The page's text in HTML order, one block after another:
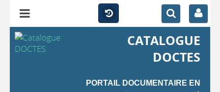
CATALOGUE
DOCTES
PORTAIL DOCUMENTAIRE EN